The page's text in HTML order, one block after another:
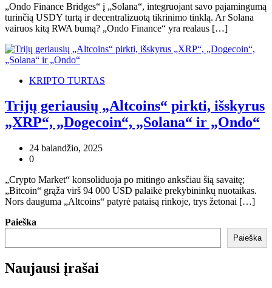
„Ondo Finance Bridges“ į „Solana“, integruojant savo pajamingumą
turinčią USDY turtą ir decentralizuotą tikrinimo tinklą. Ar Solana
vairuos kitą RWA bumą? „Ondo Finance“ yra realaus […]
KRIPTO TURTAS
Trijų geriausių „Altcoins“ pirkti, išskyrus
„XRP“, „Dogecoin“, „Solana“ ir „Ondo“
24 balandžio, 2025
0
„Crypto Market“ konsoliduoja po mitingo anksčiau šią savaitę;
„Bitcoin“ grąža virš 94 000 USD palaikė prekybininkų nuotaikas.
Nors dauguma „Altcoins“ patyrė pataisą rinkoje, trys žetonai […]
Paieška
Paieška
Naujausi įrašai